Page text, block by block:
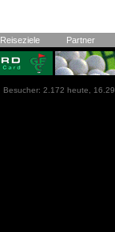
Reiseziele Partner
Besucher: 2.172 heute,